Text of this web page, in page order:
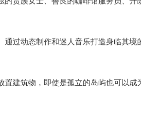
通过动态制作和迷人音乐打造身临其境
建筑物，即使是孤立的岛屿也可以成